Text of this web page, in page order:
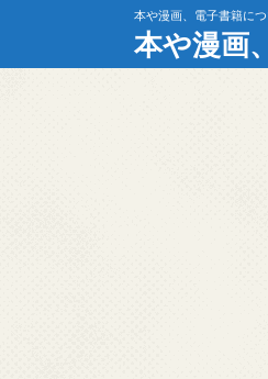
本や漫画、電子書籍に
本や漫画